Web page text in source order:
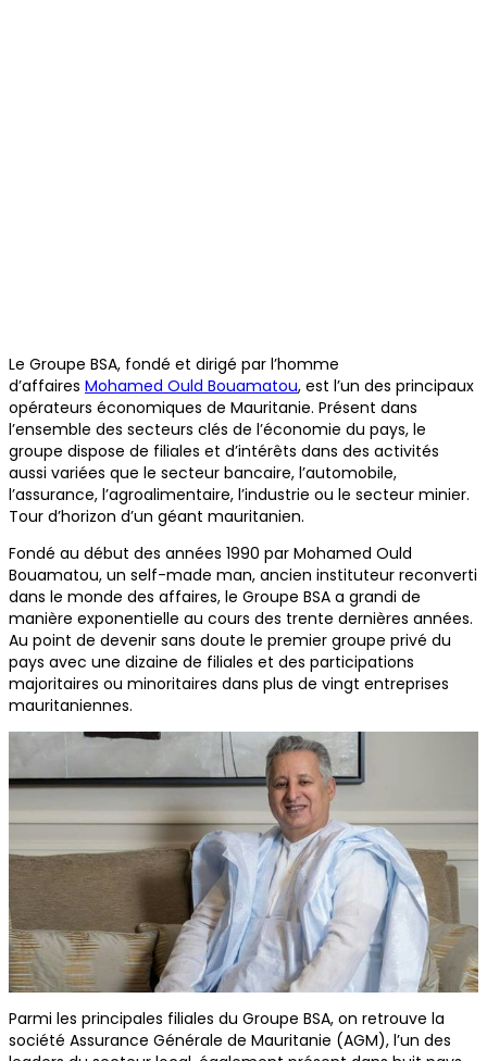
Le Groupe BSA, fondé et dirigé par l’homme
d’affaires Mohamed Ould Bouamatou, est l’un des principaux
opérateurs économiques de Mauritanie. Présent dans
l’ensemble des secteurs clés de l’économie du pays, le
groupe dispose de filiales et d’intérêts dans des activités
aussi variées que le secteur bancaire, l’automobile,
l’assurance, l’agroalimentaire, l’industrie ou le secteur minier.
Tour d’horizon d’un géant mauritanien.
Fondé au début des années 1990 par Mohamed Ould
Bouamatou, un self-made man, ancien instituteur reconverti
dans le monde des affaires, le Groupe BSA a grandi de
manière exponentielle au cours des trente dernières années.
Au point de devenir sans doute le premier groupe privé du
pays avec une dizaine de filiales et des participations
majoritaires ou minoritaires dans plus de vingt entreprises
mauritaniennes.
Parmi les principales filiales du Groupe BSA, on retrouve la
société Assurance Générale de Mauritanie (AGM), l’un des